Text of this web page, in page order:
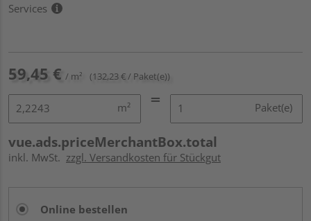
Services
59,45 € / m² (132,23 € / Paket(e))
m² Paket(e)
vue.ads.priceMerchantBox.total
inkl. MwSt. zzgl. Versandkosten für Stückgut
Online bestellen